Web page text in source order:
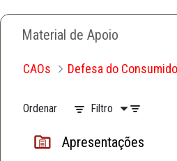
Material de Apoio
CAOs Defesa do
Ordenar Filtro
Apresentações